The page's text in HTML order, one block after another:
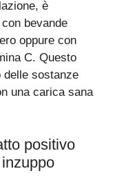
è
bevande
oppure con
C. Questo
delle sostanze
una carica sana
positivo